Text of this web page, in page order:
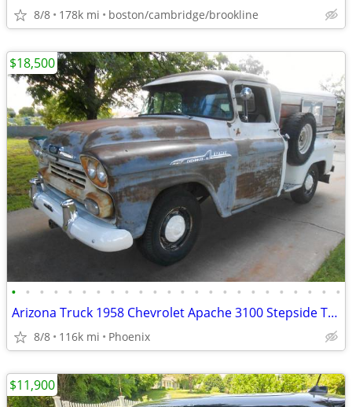
8/8 178k mi boston/cambridge/brookline
• • • • • • • • • • • • • • • • • • • • • • • •
Arizona Truck 1958 Chevrolet Apache 3100 Stepside Truck 235, 4 spd.
8/8 116k mi Phoenix
$18,500
$11,900